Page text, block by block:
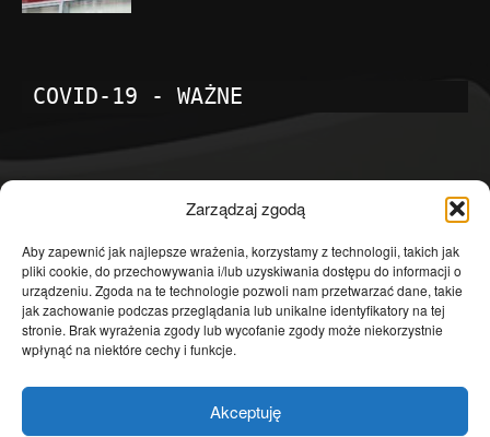
Zarządzaj zgodą
Aby zapewnić jak najlepsze wrażenia, korzystamy z technologii, takich jak
pliki cookie, do przechowywania i/lub uzyskiwania dostępu do informacji o
urządzeniu. Zgoda na te technologie pozwoli nam przetwarzać dane, takie
jak zachowanie podczas przeglądania lub unikalne identyfikatory na tej
stronie. Brak wyrażenia zgody lub wycofanie zgody może niekorzystnie
wpłynąć na niektóre cechy i funkcje.
Akceptuję
COVID-19 - WAŻNE
Temat dnia
4601
Publicystyka
4363
Polityka
3639
Polska
Społeczeństwo
2823